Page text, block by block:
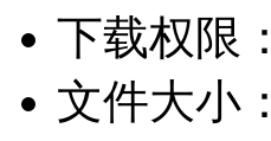
下载权限
文件大小：